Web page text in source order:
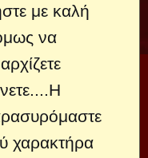
με καλή
να
Η
χαρακτήρα